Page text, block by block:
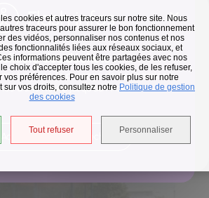
cookies et autres traceurs sur notre site. Nous
traceurs pour assurer le bon fonctionnement
des vidéos, personnaliser nos contenus et nos
fonctionnalités liées aux réseaux sociaux, et
informations peuvent être partagées avec nos
choix d'accepter tous les cookies, de les refuser,
préférences. Pour en savoir plus sur notre
vos droits, consultez notre Politique de gestion
des cookies
Tout refuser Personnaliser
Flash infos
des déchets
le passage de nos camions
d'une heure jusqu'au 14 août.
Accéder à l'univers déchets
adaptés aux périodes de fortes